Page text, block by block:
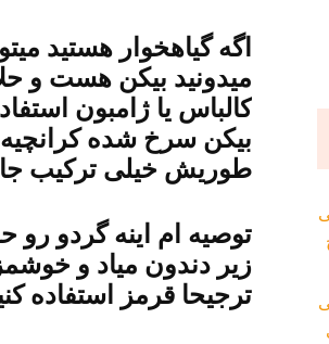
اگه گیاهخوار هستید
میدونید بیکن هست و
کالباس یا ژامبون
بیکن سرخ شده
طوریش خیلی ترکیب
توصیه ام اینه گردو
زیر دندون میاد و
ترجیحا قرمز استفاده